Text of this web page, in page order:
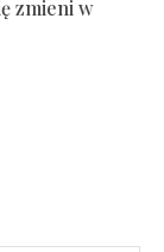
zmieni w